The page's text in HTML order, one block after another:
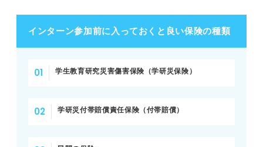
インターン参加前に入っておくと良い保険の種類
学生教育研究災害傷害保険（学研災保険）
学研災付帯賠償責任保険（付帯賠償）